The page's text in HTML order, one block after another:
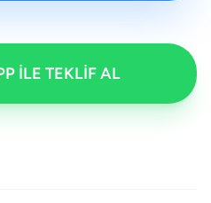
İLE TEKLİF AL